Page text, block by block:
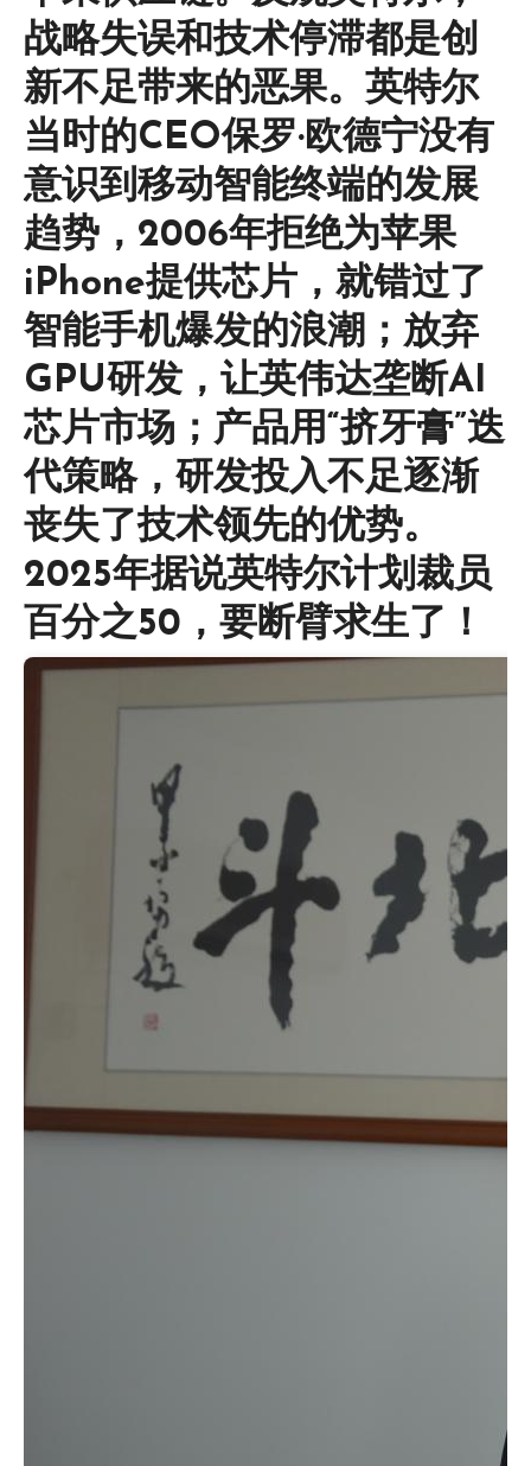
战略失误和技术停滞都是创
新不足带来的恶果。英特尔
当时的CEO保罗·欧德宁没有
意识到移动智能终端的发展
趋势，‌2006年拒绝为苹果
iPhone提供芯片，就错过了
智能手机爆发的浪潮‌；放弃
GPU研发，‌让英伟达垄断AI
芯片市场；产品‌用“挤牙膏”迭
代策略，研发投入不足逐渐
丧失了技术领先的优势‌。
2025年据说英特尔计划裁员
百分之50，要断臂求生了！